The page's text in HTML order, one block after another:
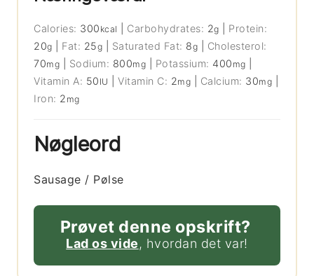
Calories: 300 kcal Carbohydrates: 2g
Protein:
20g Fat: 25g Saturated Fat: 8g
Cholesterol:
70mg Sodium: 800mg Potassium: 400 mg
Vitamin A: 50 IU |Vitamin C: 2mg Calcium: 30mg
Iron: 2 mg
Nøgleord
Sausage / Pølse
Prøvet denne opskrift?
Lad os vide, hvordan det var!